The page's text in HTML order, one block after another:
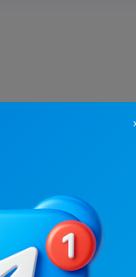
6.1
21K/
2.4K
Full Video
Гумор, Чоловіче